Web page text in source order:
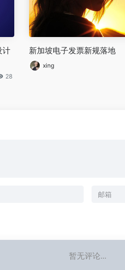
计
28
新加坡电子发票新规落地
xing
暂无评论...